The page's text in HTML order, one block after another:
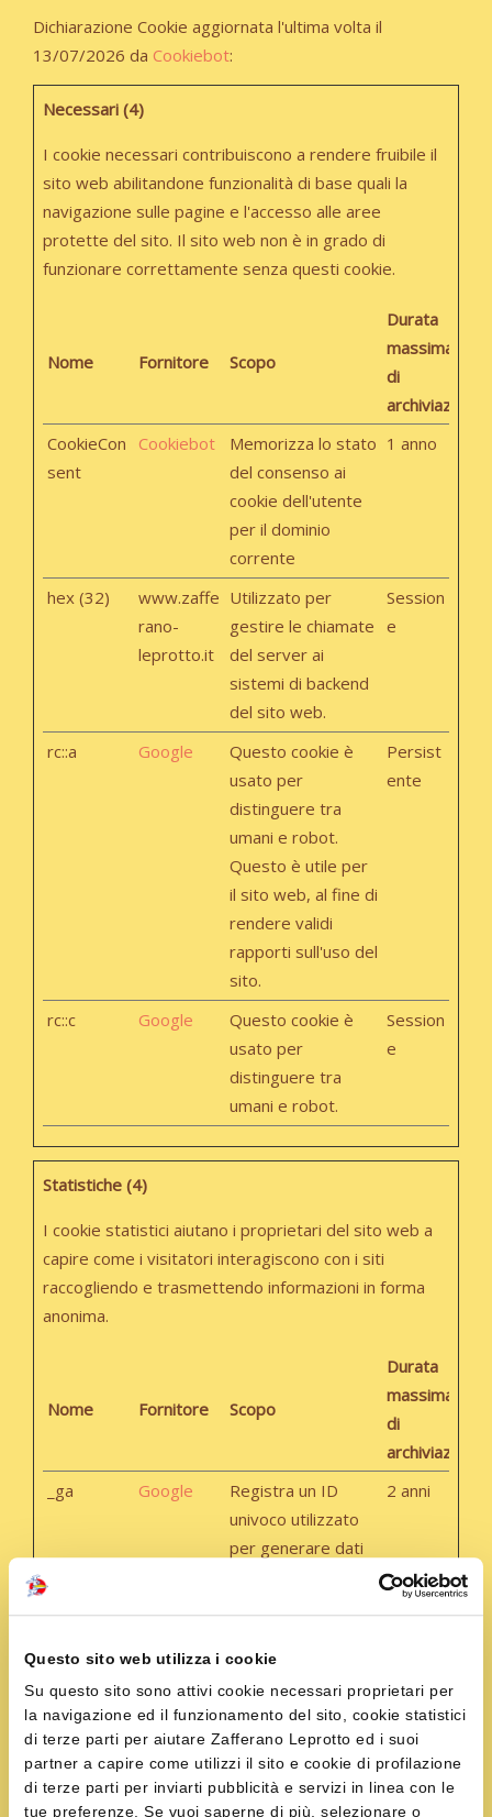
Questo sito web utilizza i cookie
Su questo sito sono attivi cookie necessari proprietari per
la navigazione ed il funzionamento del sito, cookie statistici
di terze parti per aiutare Zafferano Leprotto ed i suoi
partner a capire come utilizzi il sito e cookie di profilazione
di terze parti per inviarti pubblicità e servizi in linea con le
tue preferenze. Se vuoi saperne di più, selezionare o
Dichiarazione Cookie aggiornata l'ultima volta il
13/07/2026 da Cookiebot:
Necessari (4)
I cookie necessari contribuiscono a rendere fruibile il
sito web abilitandone funzionalità di base quali la
navigazione sulle pagine e l'accesso alle aree
protette del sito. Il sito web non è in grado di
funzionare correttamente senza questi cookie.
Nome Fornitore Scopo
Durata
massima
di
archiviazione
CookieCon
sent
Cookiebot
Memorizza lo stato
del consenso ai
cookie dell'utente
per il dominio
corrente
1 anno
hex (32)
www.zaffe
rano-
leprotto.it
Utilizzato per
gestire le chiamate
del server ai
sistemi di backend
del sito web.
Session
e
rc::a Google
Questo cookie è
usato per
distinguere tra
umani e robot.
Questo è utile per
il sito web, al fine di
rendere validi
rapporti sull'uso del
sito.
Persist
ente
rc::c Google
Questo cookie è
usato per
distinguere tra
umani e robot.
Session
e
Statistiche (4)
I cookie statistici aiutano i proprietari del sito web a
capire come i visitatori interagiscono con i siti
raccogliendo e trasmettendo informazioni in forma
anonima.
Nome Fornitore Scopo
Durata
massima
di
archiviazione
_ga
Google
Registra un ID
univoco utilizzato
per generare dati
2 anni
Google Analytics
per raccogliere dati
sul numero di volte
che un utente ha